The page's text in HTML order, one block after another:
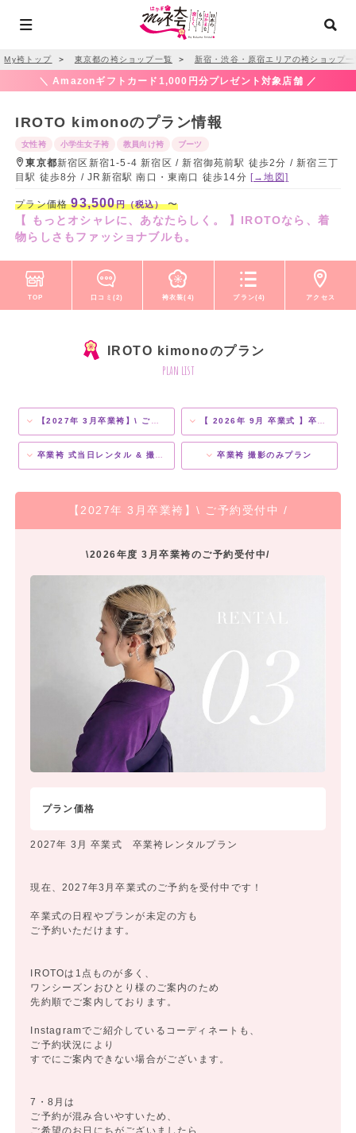
My袴トップ ＞ 東京都の袴ショップ一覧 ＞ 新宿・渋谷・原宿エリアの袴ショップ一
＼ Amazonギフトカード1,000円分プレゼント対象店舗 ／
IROTO kimonoのプラン情報
女性袴 小学生女子袴 教員向け袴 ブーツ
東京都新宿区新宿1-5-4 新宿区 / 新宿御苑前駅 徒歩2分 / 新宿三丁
目駅 徒歩8分 / JR新宿駅 南口・東南口 徒歩14分 [→地図]
プラン価格93,500円（税込）〜
【 もっとオシャレに、あなたらしく。 】IROTOなら、着
物らしさもファッショナブルも。
TOP 口コミ(2) 袴衣装(4) プラン(4) アクセス
IROTO kimonoのプラン
plan list
【2027年 3月卒業袴】\ ご予約受付中 / 【 2026年 9月 卒業式 】卒業袴レンタルプラン
卒業袴 式当日レンタル & 撮影プラン 卒業袴 撮影のみプラン
【2027年 3月卒業袴】\ ご予約受付中 /
\2026年度 3月卒業袴のご予約受付中/
プラン価格
2027年 3月 卒業式 卒業袴レンタルプラン
現在、2027年3月卒業式のご予約を受付中です！
卒業式の日程やプランが未定の方も
ご予約いただけます。
IROTOは1点ものが多く、
ワンシーズンおひとり様のご案内のため
先約順でご案内しております。
Instagramでご紹介しているコーディネートも、
ご予約状況により
すでにご案内できない場合がございます。
7・8月は
ご予約が混み合いやすいため、